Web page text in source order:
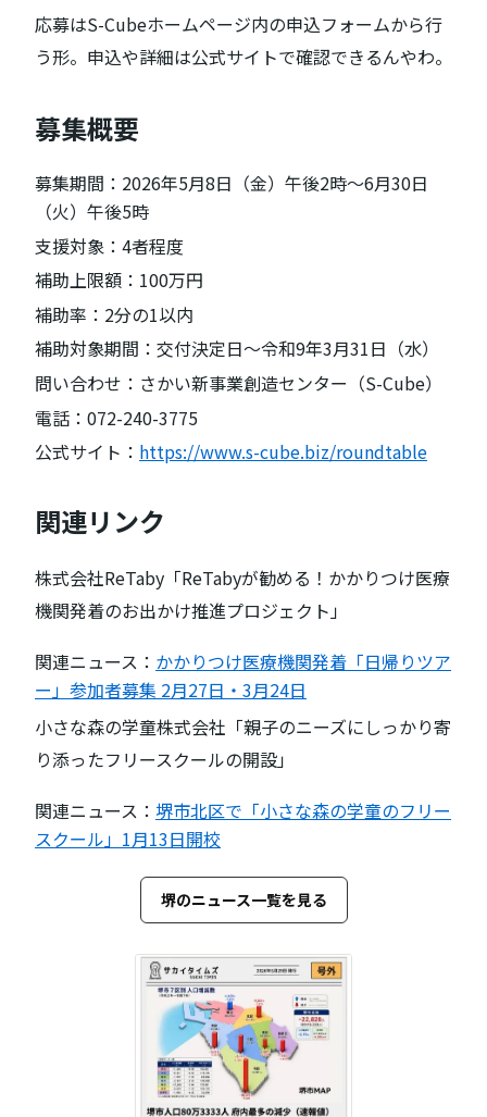
応募はS-Cubeホームページ内の申込フォームから行
う形。申込や詳細は公式サイトで確認できるんやわ。
募集概要
募集期間：2026年5月8日（金）午後2時～6月30日
（火）午後5時
支援対象：4者程度
補助上限額：100万円
補助率：2分の1以内
補助対象期間：交付決定日～令和9年3月31日（水）
問い合わせ：さかい新事業創造センター（S-Cube）
電話：072-240-3775
公式サイト： https://www.s-cube.biz/roundtable
関連リンク
株式会社ReTaby「ReTabyが勧める！かかりつけ医療
機関発着のお出かけ推進プロジェクト」
関連ニュース： かかりつけ医療機関発着「日帰りツア
ー」参加者募集 2月27日・3月24日
小さな森の学童株式会社「親子のニーズにしっかり寄
り添ったフリースクールの開設」
関連ニュース： 堺市北区で「小さな森の学童のフリー
スクール」1月13日開校
堺のニュース一覧を見る